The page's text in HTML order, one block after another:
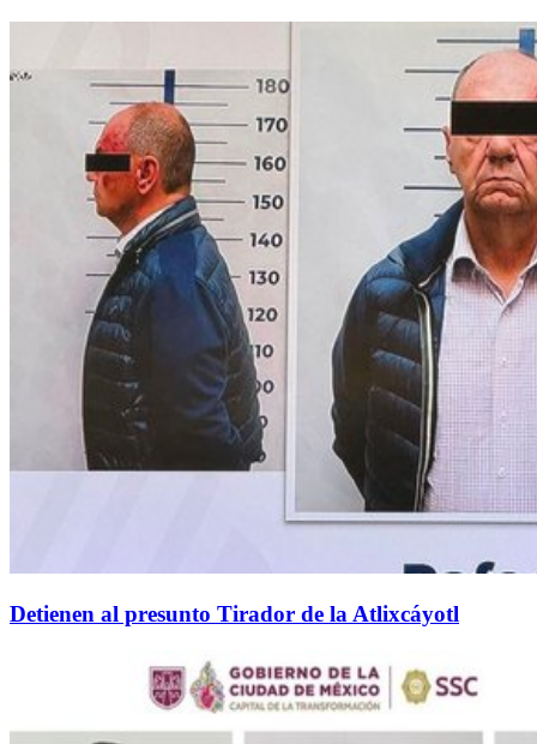
Detienen al presunto Tirador de la Atlixcáyotl